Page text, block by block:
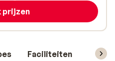
Faciliteiten
prijzen